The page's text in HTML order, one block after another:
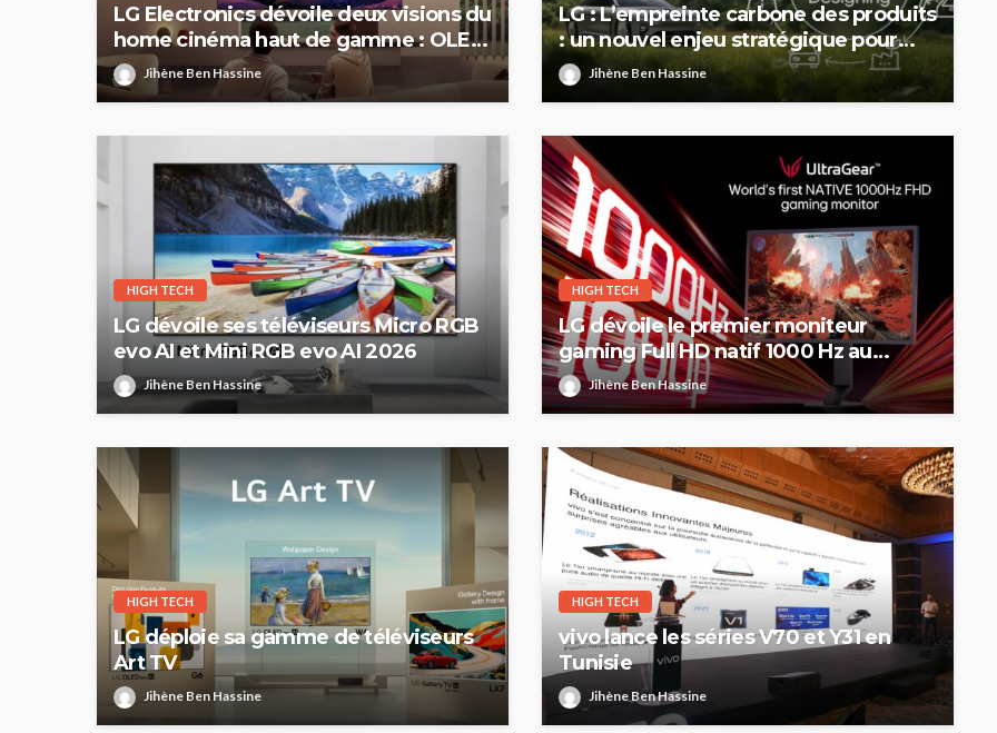
LG Electronics dévoile deux visions du
home cinéma haut de gamme : OLED
evo et Micro RGB evo
Jihène Ben Hassine
LG : L’empreinte carbone des produits
: un nouvel enjeu stratégique pour
l’industrie automobile européenne
Jihène Ben Hassine
HIGH TECH
LG dévoile ses téléviseurs Micro RGB
evo AI et Mini RGB evo AI 2026
Jihène Ben Hassine
HIGH TECH
LG dévoile le premier moniteur
gaming Full HD natif 1000 Hz au
monde
Jihène Ben Hassine
HIGH TECH
LG déploie sa gamme de téléviseurs
Art TV
Jihène Ben Hassine
HIGH TECH
vivo lance les séries V70 et Y31 en
Tunisie
Jihène Ben Hassine